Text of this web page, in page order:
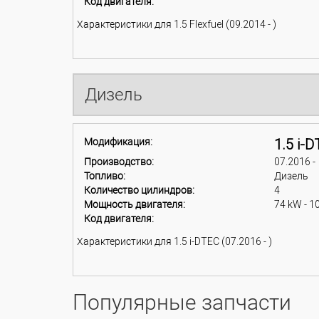
Характеристики для 1.5 Flexfuel (09.2014 - )
Дизель
Модификация: 1.5 i-
Производство:
07.2016 -
Топливо:
Дизель
Количество цилиндров:
4
Мощность двигателя:
74 kW -
Код двигателя:
Характеристики для 1.5 i-DTEC (07.2016 - )
Популярные запчасти